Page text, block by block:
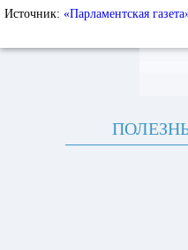
Источник: «Парламентская